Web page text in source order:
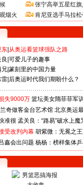
烟火
张宁高举五星红
肯尼亚选手马拉
东 从奥运看篮球强队之路
可爱儿子的趣事
兄 篆刻里的中国力量
雷 后奥运时代我们期盼什么？
失9000万 篮坛美女隋菲菲军
奇做客金台艺术馆 北京奥运
准很 孟关良：“路易”破水上魔
受改判内幕 胡紫微：无冕之
鑫会出问题 杨杨：榜样集体